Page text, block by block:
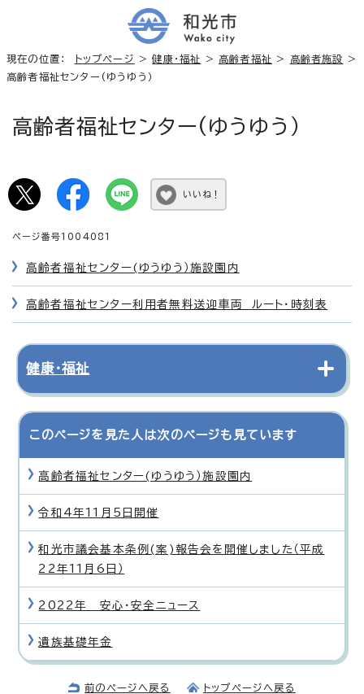
現在の位置： トップページ >健康・福祉 > 高齢者福祉 > 高齢者施設
>
高齢者福祉センター(ゆうゆう）
高齢者福祉センター(ゆうゆう）
いいね！
ページ番号1004081
高齢者福祉センター(ゆうゆう）施設園内
高齢者福祉センター利用者無料送迎車両 ルート・時刻表
健康・福祉
このページを見た人は次のページも見ています
高齢者福祉センター(ゆうゆう）施設園内
令和4年11月5日開催
和光市議会基本条例(案)報告会を開催しました（平成
22年11月6日）
2022年 安心・安全ニュース
遺族基礎年金
前のページへ戻る トップページへ戻る